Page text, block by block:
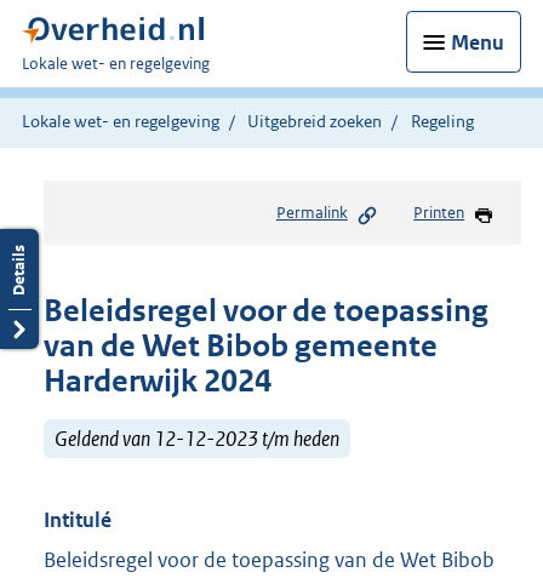
Menu
U
bent
hier:
Lokale wet- en regelgeving
Lokale wet- en regelgeving Uitgebreid zoeken Regeling
Permalink Printen
Beleidsregel voor de toepassing
van de Wet Bibob gemeente
Harderwijk 2024
Geldend van 12-12-2023 t/m heden
Intitulé
Beleidsregel voor de toepassing van de Wet Bibob